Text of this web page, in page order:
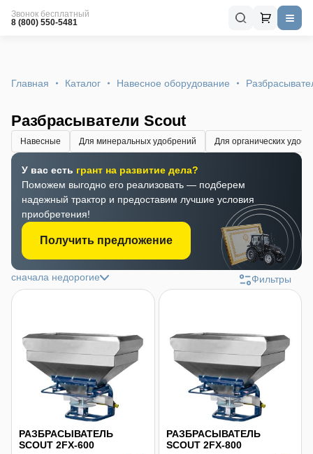
Звонок бесплатный
8 (800) 550-5481
Главная Каталог Навесное оборудование
Разбрасыватели Scout
Навесные Для минеральных удобрений Для органических
У вас есть грант на развитие дела?
Поможем выгодно его реализовать — подберем
надежный трактор и предоставим лучшие условия
приобретения!
Получить предложение
сначала недорогие Фильтры
РАЗБРАСЫВАТЕЛЬ
SCOUT 2FX-600
РАЗБРАСЫВАТЕЛЬ
SCOUT 2FX-800